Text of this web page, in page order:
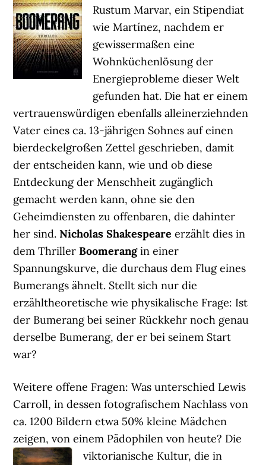
Rustum Marvar, ein Stipendiat
wie Martínez, nachdem er
gewissermaßen eine
Wohnküchenlösung der
Energieprobleme dieser Welt
gefunden hat. Die hat er einem
vertrauenswürdigen ebenfalls alleinerziehnden
Vater eines ca. 13-jährigen Sohnes auf einen
bierdeckelgroßen Zettel geschrieben, damit
der entscheiden kann, wie und ob diese
Entdeckung der Menschheit zugänglich
gemacht werden kann, ohne sie den
Geheimdiensten zu offenbaren, die dahinter
her sind.Nicholas Shakespeare erzählt dies in
dem ThrillerBoomerangin einer
Spannungskurve, die durchaus dem Flug eines
Bumerangs ähnelt. Stellt sich nur die
erzähltheoretische wie physikalische Frage: Ist
der Bumerang bei seiner Rückkehr noch genau
derselbe Bumerang, der er bei seinem Start
war?
Weitere offene Fragen: Was unterschied Lewis
Carroll, in dessen fotografischem Nachlass von
ca. 1200 Bildern etwa 50% kleine Mädchen
zeigen, von einem Pädophilen von heute? Die
viktorianische Kultur, die in